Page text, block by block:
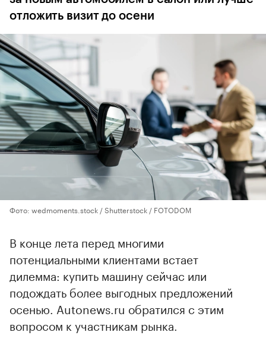
отложить визит до осени
Фото: wedmoments.stock / Shutterstock / FOTODOM
В конце лета перед многими
потенциальными клиентами встает
дилемма: купить машину сейчас или
подождать более выгодных предложений
осенью. Autonews.ru обратился с этим
вопросом к участникам рынка.